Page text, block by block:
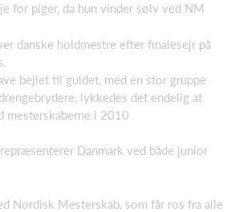
for piger, da hun vinder sølv ved NM
danske holdmestre efter finalesejr på
bejlet til guldet, med en stor gruppe
lykkedes det endelig at
mesterskaberne i 2010
Danmark ved både junior
Nordisk Mesterskab, som får ros fra alle